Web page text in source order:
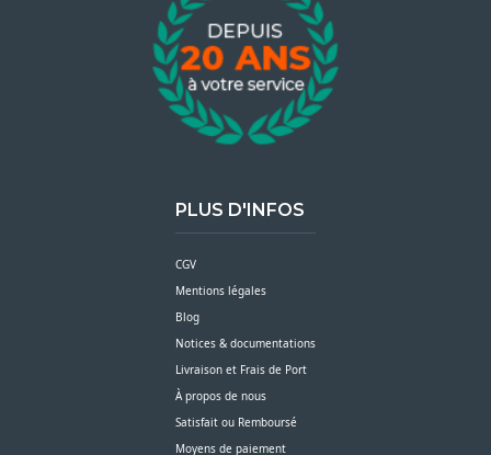
PLUS D'INFOS
CGV
Mentions légales
Blog
Notices & documentations
Livraison et Frais de Port
À propos de nous
Satisfait ou Remboursé
Moyens de paiement